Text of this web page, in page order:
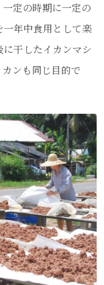
定の時期に一定の
年中食用として楽
干したイカンマシ
ンも同じ目的で